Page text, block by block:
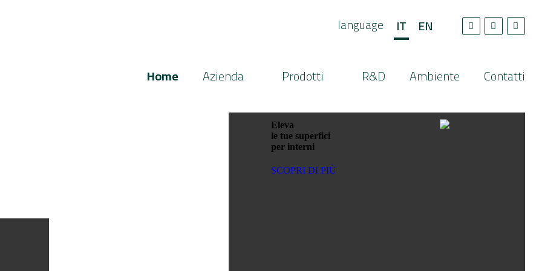
language IT EN
Home Azienda Prodotti R&D Ambiente Contatti
Eleva
le tue superfici
per interni
SCOPRI DI PIÙ